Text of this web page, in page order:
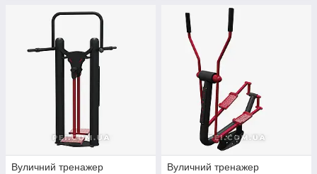
Вуличний тренажер
Вуличний тренажер